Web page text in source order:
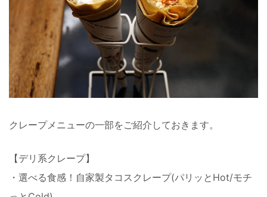
クレープメニューの一部をご紹介しておきます。
【デリ系クレープ】
・選べる食感！自家製タコスクレープ(パリッとHot/モチ